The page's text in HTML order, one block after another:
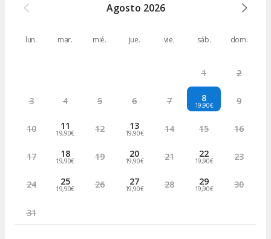
Agosto 2026
lun. mar. mié. jue. vie. sáb. dom.
1 2
3 4 5 6 7 8
19,90€ 9
10 11
19,90€ 12 13
19,90€ 14 15 16
17 18
19,90€ 19 20
19,90€ 21 22
19,90€ 23
24 25
19,90€ 26 27
19,90€ 28 29
19,90€ 30
31